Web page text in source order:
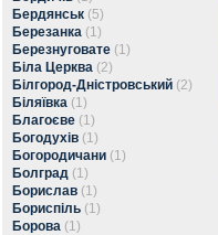
Бердянськ (5)
Березанка (1)
Березнуговате (1)
Біла Церква (2)
Білгород-Дністровський (2)
Біляївка (1)
Благоєве (1)
Богодухів (1)
Богородичани (1)
Болград (1)
Борислав (1)
Бориспіль (1)
Борова (1)